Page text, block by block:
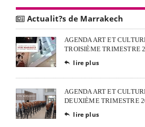
Actualit?s de Marrakech
AGENDA ART ET
TROISIÈME TRIMESTRE
 lire plus
AGENDA ART ET
DEUXIÈME TRIMESTRE
 lire plus